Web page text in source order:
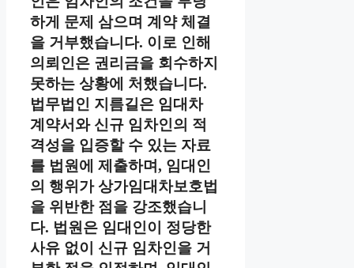
하게 문제 삼으며 계약 체결
을 거부했습니다. 이로 인해
의뢰인은 권리금을 회수하지
못하는 상황에 처했습니다.
법무법인 지름길은 임대차
계약서와 신규 임차인의 적
격성을 입증할 수 있는 자료
를 법원에 제출하며, 임대인
의 행위가 상가임대차보호법
을 위반한 점을 강조했습니
다. 법원은 임대인이 정당한
사유 없이 신규 임차인을 거